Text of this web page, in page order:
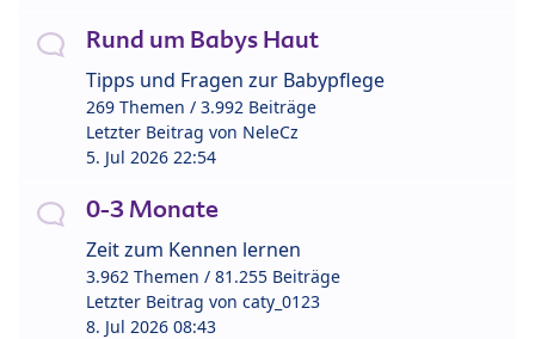
Rund um Babys Haut
Tipps und Fragen zur Babypflege
269 Themen / 3.992 Beiträge
Letzter Beitrag von NeleCz
5. Jul 2026 22:54
0-3 Monate
Zeit zum Kennen lernen
3.962 Themen / 81.255 Beiträge
Letzter Beitrag von caty_0123
8. Jul 2026 08:43